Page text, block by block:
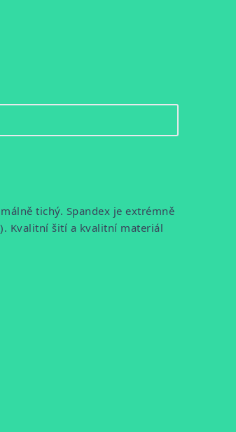
tichý. Spandex je extrémně
Kvalitní šití a kvalitní materiál